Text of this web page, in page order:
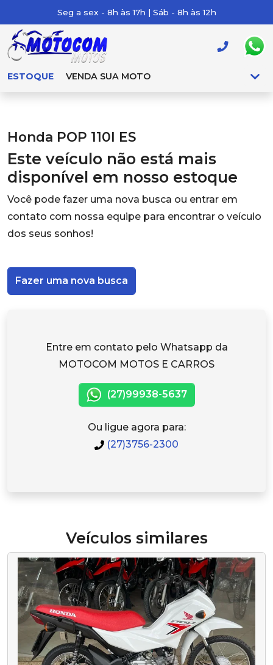
Seg a sex - 8h às 17h | Sáb - 8h às 12h
ESTOQUE VENDA SUA MOTO
Honda POP 110I ES
Este veículo não está mais
disponível em nosso estoque
Você pode fazer uma nova busca ou entrar em
contato com nossa equipe para encontrar o veículo
dos seus sonhos!
Fazer uma nova busca
Entre em contato pelo Whatsapp da
MOTOCOM MOTOS E CARROS
(27)99938-5637
Ou ligue agora para:
(27)3756-2300
Veículos similares